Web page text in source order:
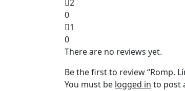
2
0
1
0
There are no reviews yet.
Be the first to review “Romp.
You must be logged in to post